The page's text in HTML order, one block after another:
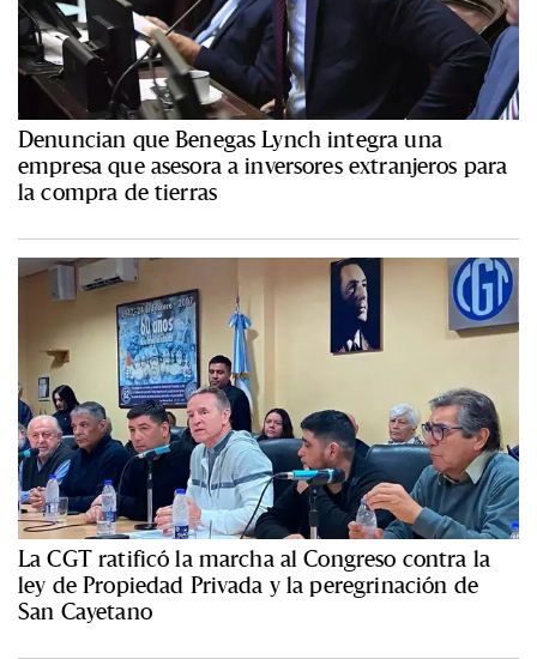
Denuncian que Benegas Lynch integra una
empresa que asesora a inversores extranjeros para
la compra de tierras
La CGT ratificó la marcha al Congreso contra la
ley de Propiedad Privada y la peregrinación de
San Cayetano